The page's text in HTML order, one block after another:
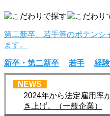
第二新卒、若手等のポテンシ
ます。
新卒・第二新卒 若手 経
NEWS
2024年から法定雇用率
き上げ。（一般企業）